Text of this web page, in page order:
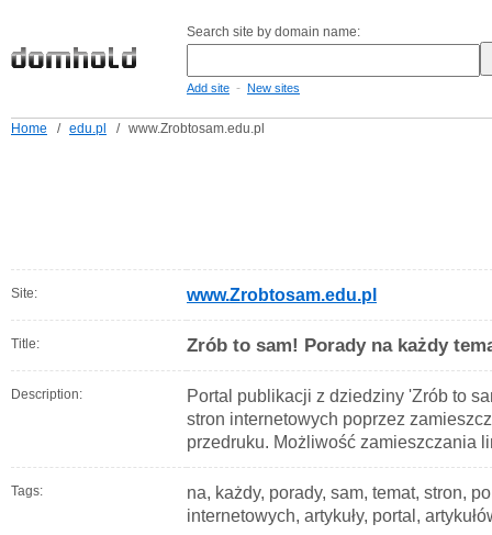
Search site by domain name:
Add site - New sites
Home / edu.pl / www.Zrobtosam.edu.pl
Site: www.Zrobtosam.edu.pl
Title: Zrób to sam! Porady na każdy
Description:
Portal publikacji z dziedziny 'Zrób to
stron internetowych poprzez
przedruku. Możliwość zamieszczania
Tags:
na, każdy, porady, sam, temat, stron,
internetowych, artykuły, portal,